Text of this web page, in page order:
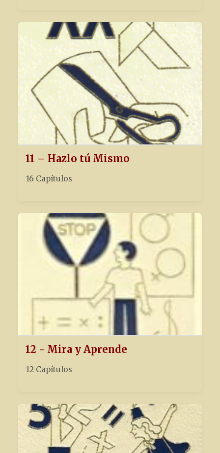
11 – Hazlo tú Mismo
16 Capítulos
12 - Mira y Aprende
12 Capítulos